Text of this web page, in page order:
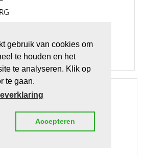
gebruik van cookies om
te houden en het
te analyseren. Klik op
te gaan.
Accepteren